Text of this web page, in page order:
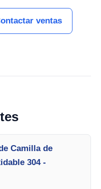
ventas
Camilla de
304 -